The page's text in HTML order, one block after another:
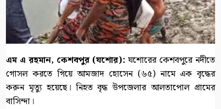
এম এ রহমান, কেশবপুর (যশোর): যশোরের কেশবপুরে নদীতে
গোসল করতে গিয়ে আমজাদ হোসেন (৬৫) নামে এক বৃদ্ধের
করুন মৃত্যু হয়েছে। নিহত বৃদ্ধ উপজেলার আলতাপোল গ্রামের
বাসিন্দা।